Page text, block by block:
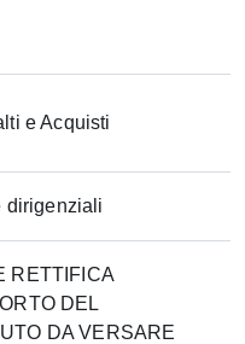
e Acquisti
dirigenziali
RETTIFICA
DEL
DA VERSARE